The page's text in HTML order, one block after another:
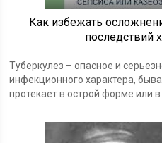
Как избежать
последствий
Туберкулез – опасное и
инфекционного характера,
протекает в острой форме или